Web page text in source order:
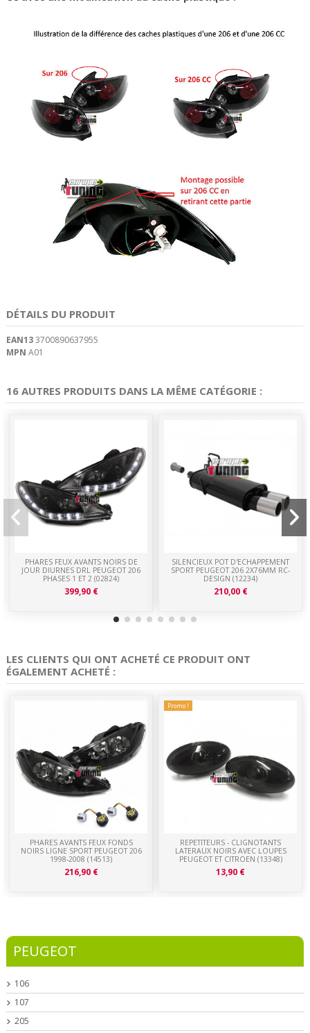
DÉTAILS DU PRODUIT
EAN133700890637955
MPN A01
16 AUTRES PRODUITS DANS LA MÊME CATÉGORIE :
PHARES FEUX AVANTS NOIRS DE
JOUR DIURNES DRL PEUGEOT 206
PHASES 1 ET 2 (02824)
399,90 €
SILENCIEUX POT D'ECHAPPEMENT
SPORT PEUGEOT 206 2X76MM RC-
DESIGN (12234)
210,00 €
LES CLIENTS QUI ONT ACHETÉ CE PRODUIT ONT
ÉGALEMENT ACHETÉ :
PHARES AVANTS FEUX FONDS
NOIRS LIGNE SPORT PEUGEOT 206
1998-2008 (14513)
216,90 €
Promo !
REPETITEURS - CLIGNOTANTS
LATERAUX NOIRS AVEC LOUPES
PEUGEOT ET CITROEN (13348)
13,90 €
PEUGEOT
106
107
205